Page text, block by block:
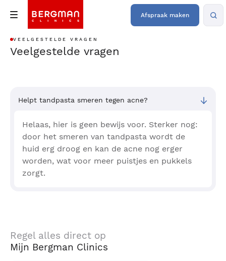
Afspraak maken
VEELGESTELDE VRAGEN
Veelgestelde vragen
Helpt tandpasta smeren tegen acne?
Helaas, hier is geen bewijs voor. Sterker nog:
door het smeren van tandpasta wordt de
huid erg droog en kan de acne nog erger
worden, wat voor meer puistjes en pukkels
zorgt.
Regel alles direct op
Mijn Bergman Clinics